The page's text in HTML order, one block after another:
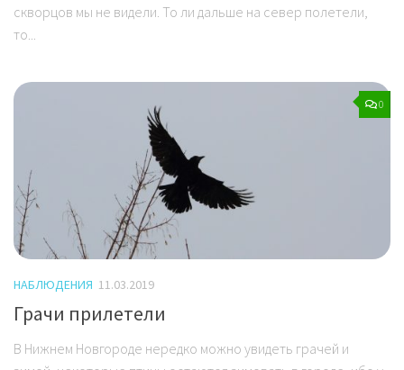
скворцов мы не видели. То ли дальше на север полетели,
то...
0
НАБЛЮДЕНИЯ 11.03.2019
Грачи прилетели
В Нижнем Новгороде нередко можно увидеть грачей и